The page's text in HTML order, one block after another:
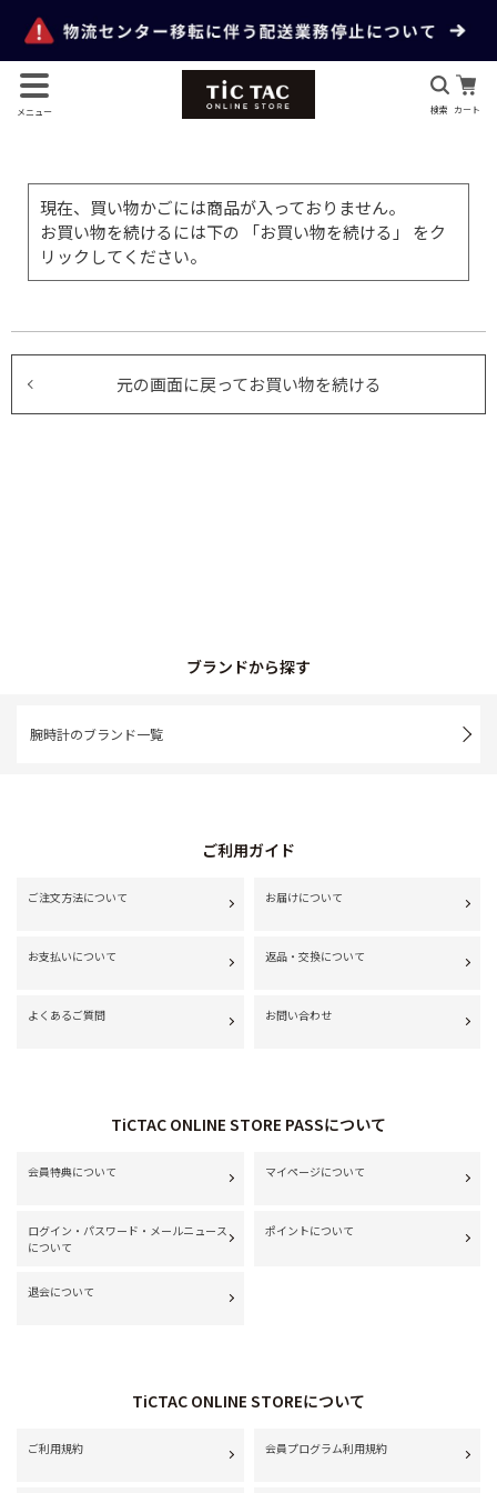
メニュー 検索 カート
現在、買い物かごには商品が入っておりません。
お買い物を続けるには下の 「お買い物を続ける」 をク
リックしてください。
元の画面に戻ってお買い物を続ける
ブランドから探す
腕時計のブランド一覧
ご利用ガイド
ご注文方法について お届けについて
お支払いについて 返品・交換について
よくあるご質問 お問い合わせ
TiCTAC ONLINE STORE PASSについて
会員特典について マイページについて
ログイン・パスワード・メールニュース
について
ポイントについて
退会について
TiCTAC ONLINE STOREについて
ご利用規約 会員プログラム利用規約